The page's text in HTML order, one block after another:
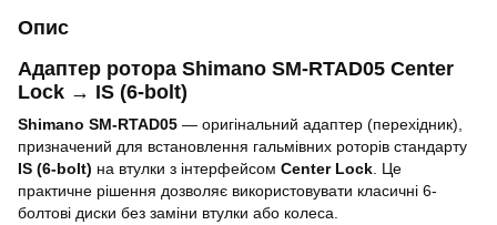
Опис
Адаптер ротора Shimano SM-RTAD05 Center
Lock → IS (6-bolt)
Shimano SM-RTAD05 — оригінальний адаптер (перехідник),
призначений для встановлення гальмівних роторів стандарту
IS (6-bolt) на втулки з інтерфейсом Center Lock . Це
практичне рішення дозволяє використовувати класичні 6-
болтові диски без заміни втулки або колеса.